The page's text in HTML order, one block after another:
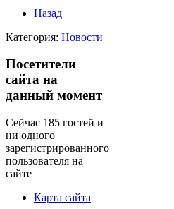
Назад
Категория: Новости
Посетители
сайта на
данный момент
Сейчас 185 гостей и
ни одного
зарегистрированного
пользователя на
сайте
Карта сайта